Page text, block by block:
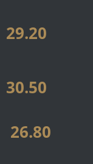
29.20
30.50
26.80